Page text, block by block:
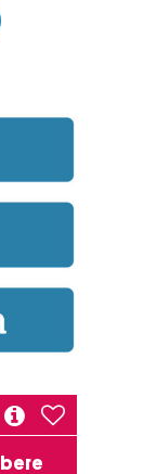
Ikusi gure
moduari
lehentasunak
dezakezu
cookie-
eta
Gehiago
bere